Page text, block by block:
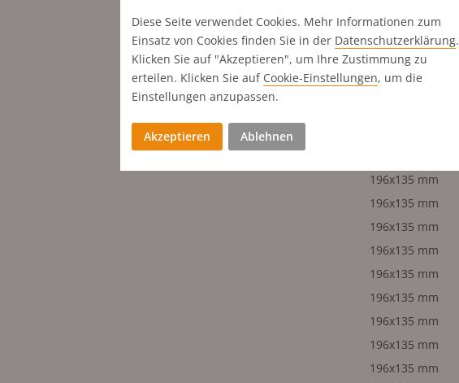
196x270 mm
196x270 mm
196x270 mm
196x135 mm
196x135 mm
196x135 mm
196x135 mm
196x135 mm
196x135 mm
196x135 mm
196x135 mm
196x135 mm
196x135 mm
Diese Seite verwendet Cookies. Mehr Informationen zum
Einsatz von Cookies finden Sie in der Datenschutz­erklärung.
Klicken Sie auf "Akzeptieren", um Ihre Zustimmung zu
erteilen. Klicken Sie auf Cookie-Einstellungen, um die
Einstellungen anzupassen.
Akzeptieren Ablehnen